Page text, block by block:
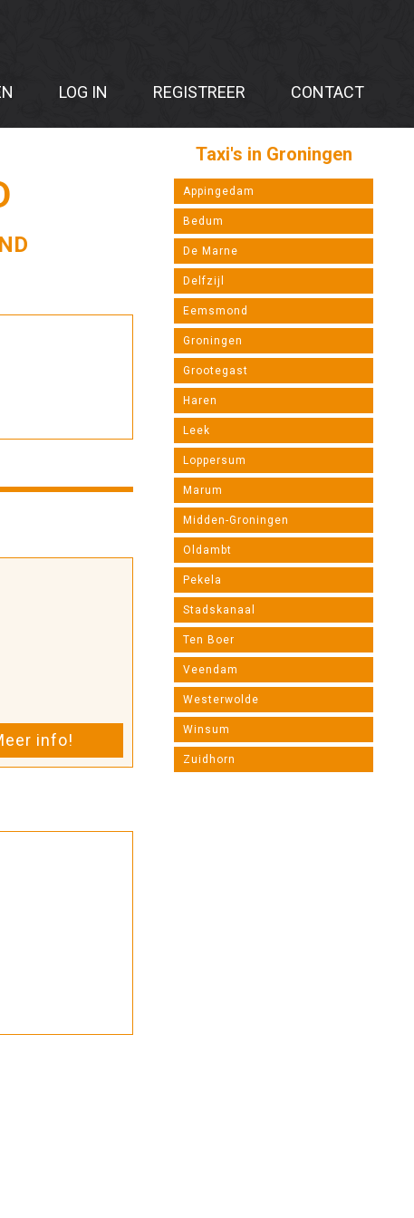
LOG IN REGISTREER CONTACT
info!
Taxi's in Groningen
Appingedam
Bedum
De Marne
Delfzijl
Eemsmond
Groningen
Grootegast
Haren
Leek
Loppersum
Marum
Midden-Groningen
Oldambt
Pekela
Stadskanaal
Ten Boer
Veendam
Westerwolde
Winsum
Zuidhorn